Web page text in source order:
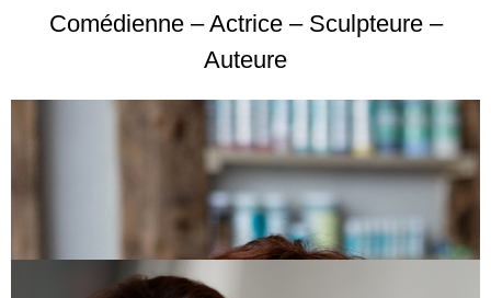
Comédienne – Actrice – Sculpteure –
Auteure